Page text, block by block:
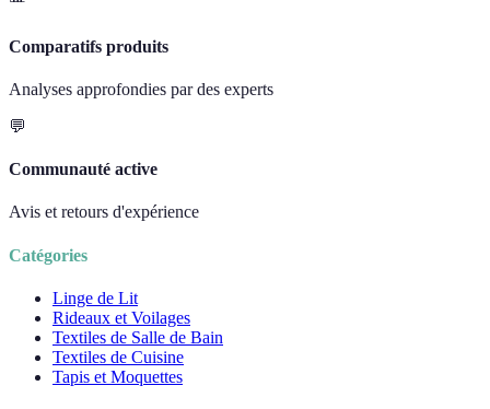
Comparatifs produits
Analyses approfondies par des experts
💬
Communauté active
Avis et retours d'expérience
Catégories
Linge de Lit
Rideaux et Voilages
Textiles de Salle de Bain
Textiles de Cuisine
Tapis et Moquettes